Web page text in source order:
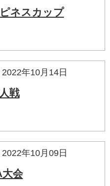
ネスカップ
年10月14日
戦
年10月09日
会